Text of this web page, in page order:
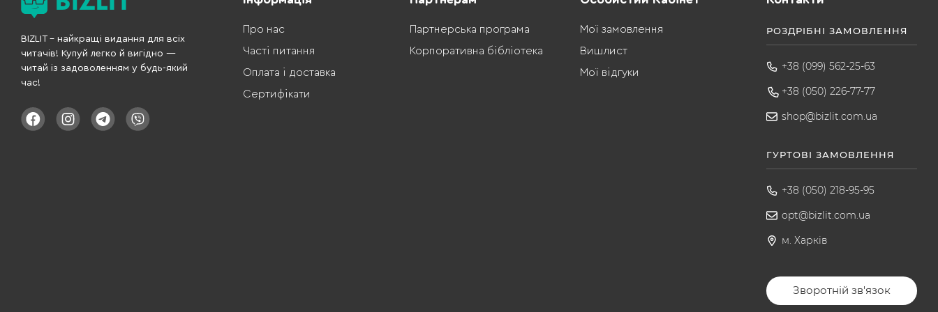
BIZLIT – найкращі видання для всіх
читачів! Купуй легко й вигідно —
читай із задоволенням у будь-який
час!
Про нас
Часті питання
Оплата і доставка
Сертифікати
Партнерська програма
Корпоративна бібліотека
Мої замовлення
Вишлист
Мої відгуки
РОЗДРІБНІ ЗАМОВЛЕННЯ
+38 (099) 562-25-63
+38 (050) 226-77-77
shop@bizlit.com.ua
ГУРТОВІ ЗАМОВЛЕННЯ
+38 (050) 218-95-95
opt@bizlit.com.ua
м. Харків
Зворотній зв'язок